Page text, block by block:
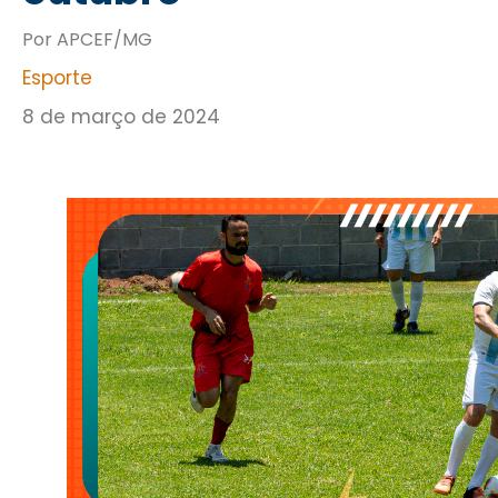
Por APCEF/MG
Esporte
8 de março de 2024